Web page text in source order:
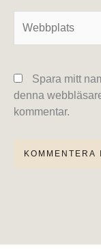
Spara mitt
denna
kommentar.